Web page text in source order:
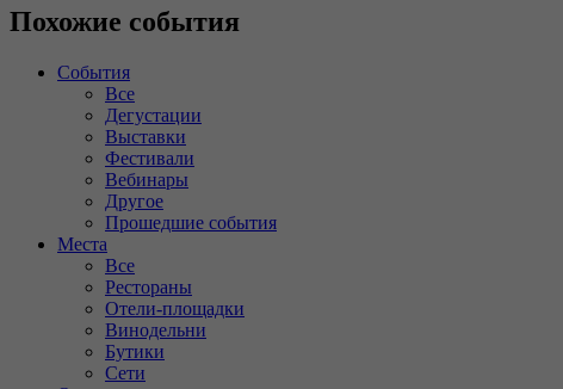
Похожие события
События
Все
Дегустации
Выставки
Фестивали
Вебинары
Другое
Прошедшие события
Места
Все
Рестораны
Отели-площадки
Винодельни
Бутики
Сети